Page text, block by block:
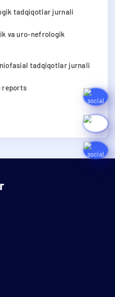
tadqiqotlar jurnali
va uro-nefrologik
tadqiqotlar jurnali
reports